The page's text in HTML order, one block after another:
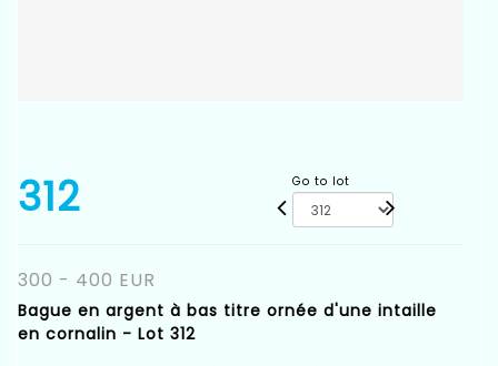
312 Go to lot
300 - 400 EUR
Bague en argent à bas titre ornée d'une intaille
en cornalin - Lot 312